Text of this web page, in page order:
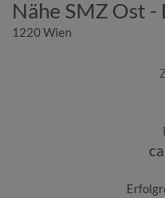
Nähe SMZ Ost
1220 Wien